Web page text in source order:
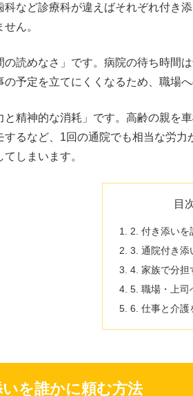
科など診療科が違えばそれぞれ付き
ん。
の読めなさ」です。病院の待ち時間
の予定を立てにくくなるため、職場へ
と精神的な消耗」です。高齢の親を
するなど、1回の通院でも相当な労
しまいます。
目
2. 付き添いを
3. 通院付き添
4. 家族で分担
5. 職場・上司
6. 仕事と介護
を誰かに頼む方法